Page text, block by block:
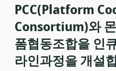
PCC(Platform
Consortium)와
폼협동조합을 인
라인과정을 개설